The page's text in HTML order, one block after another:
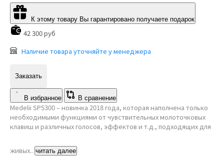
К этому товару Вы гарантировано получаете подарок
42 300 руб
Наличие товара уточняйте у менеджера
Заказать
В избранное В сравнение
Medelii SP5300 – новинка 2018 года, которая наполнена только
необходимыми функциями от чувствительных молоточковых
клавиш и различных голосов, эффектов и т.д., подходящих для
живых.. читать далее